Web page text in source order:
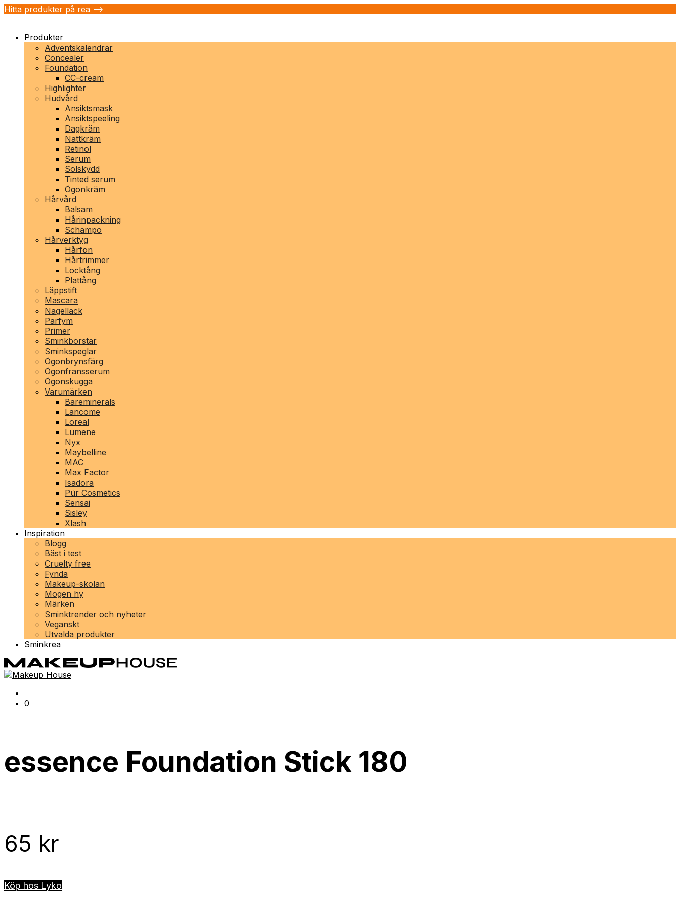
Hitta produkter på rea -->
Produkter
Adventskalendrar
Concealer
Foundation
CC-cream
Highlighter
Hudvård
Ansiktsmask
Ansiktspeeling
Dagkräm
Nattkräm
Retinol
Serum
Solskydd
Tinted serum
Ögonkräm
Hårvård
Balsam
Hårinpackning
Schampo
Hårverktyg
Hårfön
Hårtrimmer
Locktång
Plattång
Läppstift
Mascara
Nagellack
Parfym
Primer
Sminkborstar
Sminkspeglar
Ögonbrynsfärg
Ögonfransserum
Ögonskugga
Varumärken
Bareminerals
Lancome
Loreal
Lumene
Nyx
Maybelline
MAC
Max Factor
Isadora
Pür Cosmetics
Sensai
Sisley
Xlash
Inspiration
Blogg
Bäst i test
Cruelty free
Fynda
Makeup-skolan
Mogen hy
Märken
Sminktrender och nyheter
Veganskt
Utvalda produkter
Sminkrea
0
essence Foundation Stick 180
65 kr
Köp hos Lyko